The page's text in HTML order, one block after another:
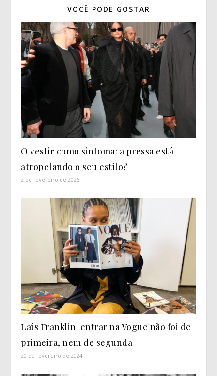
VOCÊ PODE GOSTAR
O vestir como sintoma: a pressa está
atropelando o seu estilo?
2 de fevereiro de 2026
Laís Franklin: entrar na Vogue não foi de
primeira, nem de segunda
20 de fevereiro de 2024